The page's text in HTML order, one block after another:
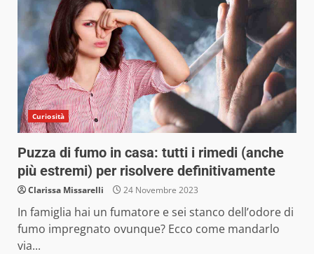
Curiosità
Puzza di fumo in casa: tutti i rimedi (anche
più estremi) per risolvere definitivamente
Clarissa Missarelli 24 Novembre 2023
In famiglia hai un fumatore e sei stanco dell’odore di
fumo impregnato ovunque? Ecco come mandarlo
via...